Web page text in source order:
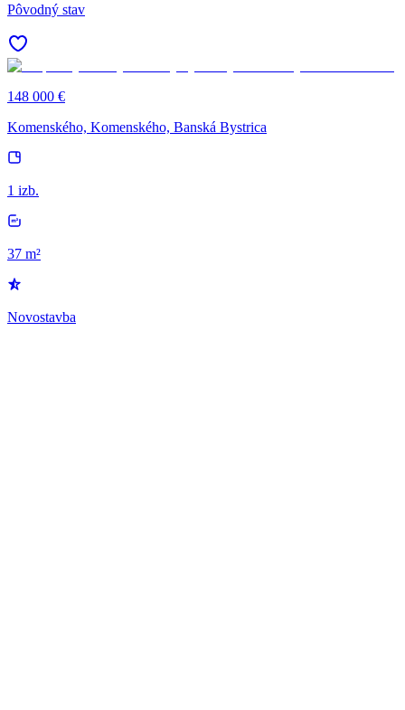
Pôvodný stav
148 000 €
Komenského, Komenského, Banská Bystrica
1 izb.
37 m²
Novostavba